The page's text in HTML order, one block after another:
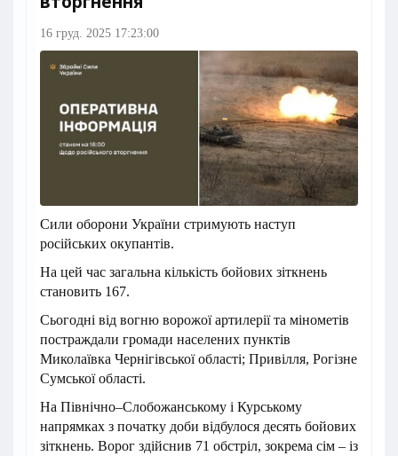
16 груд. 2025 17:23:00
Сили оборони України стримують наступ
російських окупантів.
На цей час загальна кількість бойових зіткнень
становить 167.
Сьогодні від вогню ворожої артилерії та мінометів
постраждали громади населених пунктів
Миколаївка Чернігівської області; Привілля, Рогізне
Сумської області.
На Північно–Слобожанському і Курському
напрямках з початку доби відбулося десять бойових
зіткнень. Ворог здійснив 71 обстріл, зокрема сім – із